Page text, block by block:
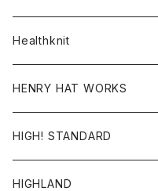
コート
パンツ
Healthknit
HENRY HAT WORKS
帽子
HIGH! STANDARD
アウター
HIGHLAND